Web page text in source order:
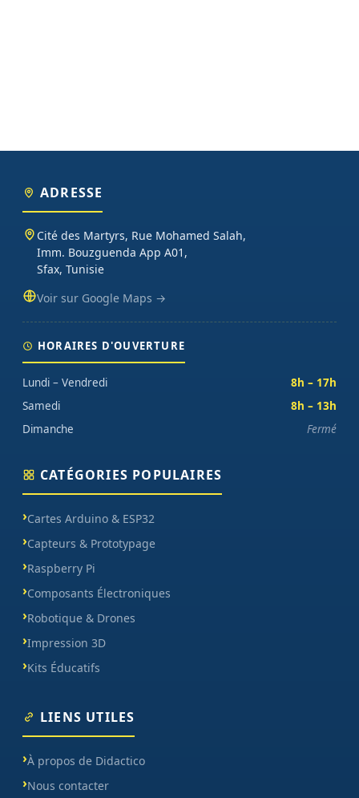
ADRESSE
Cité des Martyrs, Rue Mohamed Salah,
Imm. Bouzguenda App A01,
Sfax, Tunisie
Voir sur Google Maps →
HORAIRES D'OUVERTURE
Lundi – Vendredi
8h – 17h
Samedi
8h – 13h
Dimanche
Fermé
CATÉGORIES POPULAIRES
Cartes Arduino & ESP32
Capteurs & Prototypage
Raspberry Pi
Composants Électroniques
Robotique & Drones
Impression 3D
Kits Éducatifs
LIENS UTILES
À propos de Didactico
Nous contacter